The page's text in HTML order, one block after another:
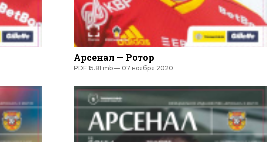
Арсенал — Ротор
PDF 15.81 mb — 07 ноября 2020